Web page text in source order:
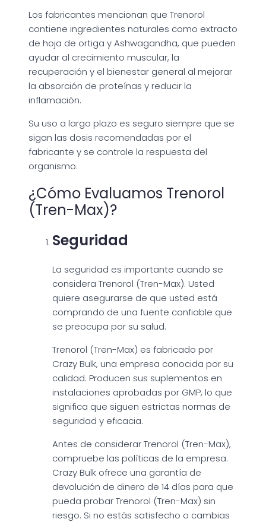
Los fabricantes mencionan que Trenorol
contiene ingredientes naturales como extracto
de hoja de ortiga y Ashwagandha, que pueden
ayudar al crecimiento muscular, la
recuperación y el bienestar general al mejorar
la absorción de proteínas y reducir la
inflamación.
Su uso a largo plazo es seguro siempre que se
sigan las dosis recomendadas por el
fabricante y se controle la respuesta del
organismo.
¿Cómo Evaluamos Trenorol
(Tren-Max)?
Seguridad
La seguridad es importante cuando se
considera Trenorol (Tren-Max). Usted
quiere asegurarse de que usted está
comprando de una fuente confiable que
se preocupa por su salud.
Trenorol (Tren-Max) es fabricado por
Crazy Bulk, una empresa conocida por su
calidad. Producen sus suplementos en
instalaciones aprobadas por GMP, lo que
significa que siguen estrictas normas de
seguridad y eficacia.
Antes de considerar Trenorol (Tren-Max),
compruebe las políticas de la empresa.
Crazy Bulk ofrece una garantía de
devolución de dinero de 14 días para que
pueda probar Trenorol (Tren-Max) sin
riesgo. Si no estás satisfecho o cambias